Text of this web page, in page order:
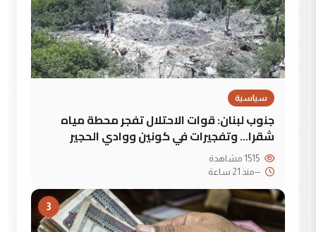
سياسية
جنوب لبنان: قوات الاحتلال تفجر محطة مياه
شقرا… وتفجيرات في كونين ووادي الحجير
--منذ 21 ساعة
3